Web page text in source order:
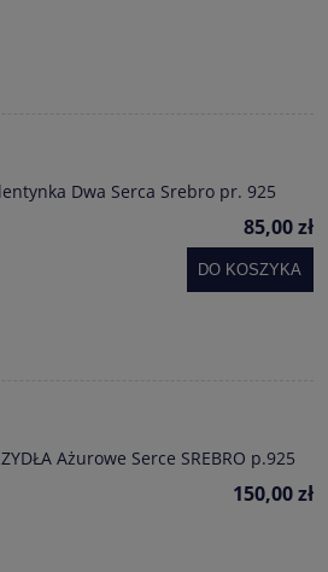
Dwa Serca Srebro pr. 925
85,00 zł
DO KOSZYKA
Ażurowe Serce SREBRO p.925
150,00 zł